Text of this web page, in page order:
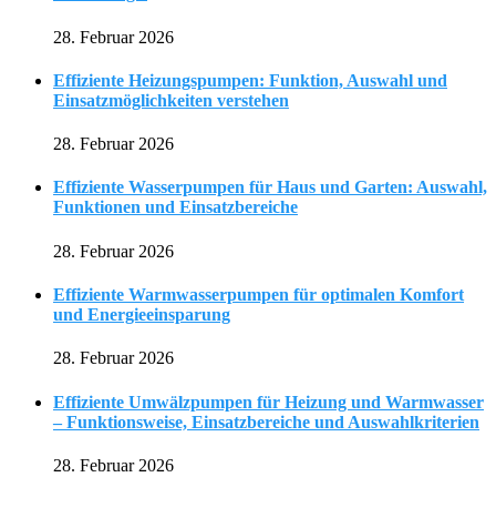
28. Februar 2026
Effiziente Heizungspumpen: Funktion, Auswahl und
Einsatzmöglichkeiten verstehen
28. Februar 2026
Effiziente Wasserpumpen für Haus und Garten: Auswahl,
Funktionen und Einsatzbereiche
28. Februar 2026
Effiziente Warmwasserpumpen für optimalen Komfort
und Energieeinsparung
28. Februar 2026
Effiziente Umwälzpumpen für Heizung und Warmwasser
– Funktionsweise, Einsatzbereiche und Auswahlkriterien
28. Februar 2026